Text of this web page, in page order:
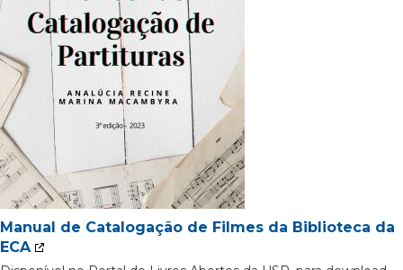
Manual de Catalogação de Filmes da Biblioteca da
ECA